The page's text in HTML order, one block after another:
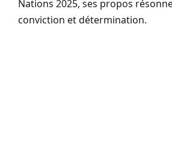
Nations 2025, ses propos
conviction et détermination.